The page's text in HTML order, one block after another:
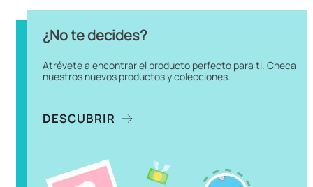
¿No te decides?
Atrévete a encontrar el producto perfecto para ti. Checa
nuestros nuevos productos y colecciones.
DESCUBRIR